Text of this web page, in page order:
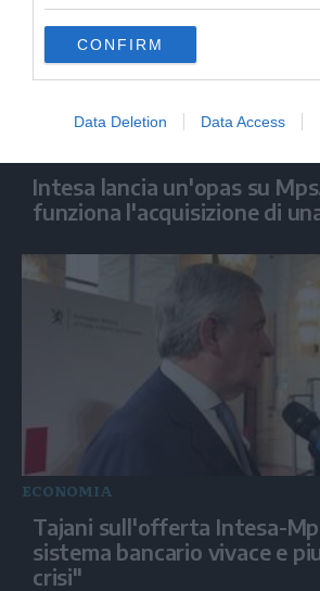
CONFIRM
Data Deletion Data Access
Intesa lancia un'opas su
funziona l'acquisizione di
ECONOMIA
Tajani sull'offerta Intesa-
sistema bancario vivace e
crisi"